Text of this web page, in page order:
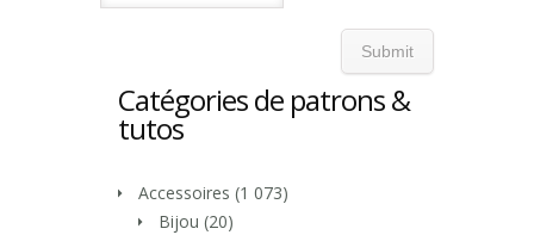
Catégories de patrons &
tutos
Accessoires (1 073)
Bijou (20)